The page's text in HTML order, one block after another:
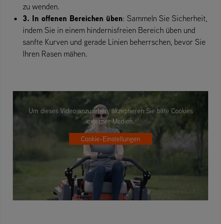
zu wenden.
3. In offenen Bereichen üben: Sammeln Sie Sicherheit,
indem Sie in einem hindernisfreien Bereich üben und
sanfte Kurven und gerade Linien beherrschen, bevor Sie
Ihren Rasen mähen.
Um dieses Video anzusehen, akzeptieren Sie bitte Cookies
externer Medien.
Cookie-Einstellungen